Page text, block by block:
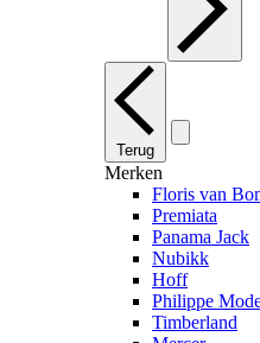
Terug
Merken
Floris van
Premiata
Panama Jack
Nubikk
Hoff
Philippe
Timberland